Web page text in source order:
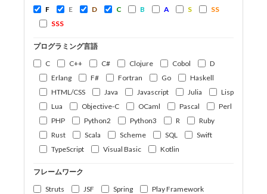
F
E D C B A S
SS
SSS
プログラミング言語
C
C++ C# Clojure Cobol
D
Erlang
F# Fortran Go
Haskell
HTML/CSS
Java Javascript Julia
Lisp
Lua
Objective-C OCaml Pascal
Perl
PHP
Python2 Python3 R
Ruby
Rust
Scala Scheme SQL
Swift
TypeScript
Visual Basic Kotlin
フレームワーク
Struts
JSF Spring
Play Framework